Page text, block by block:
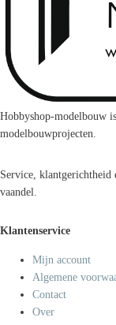
Hobbyshop-modelbouw
modelbouwprojecten.
Service, klantgerichtheid
vaandel.
Klantenservice
Mijn account
Algemene
Contact
Over